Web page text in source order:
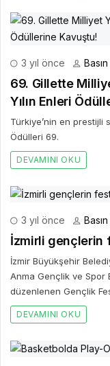
3 yıl önce
69. Gillette
Yılın Enleri
Türkiye’nin en prestijli
Ödülleri 69.
DEVAMINI OKU
3 yıl önce
İzmirli gençlerin
İzmir Büyükşehir
Anma Gençlik ve Spor
düzenlenen Gençlik
DEVAMINI OKU